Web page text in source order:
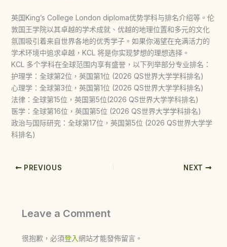
英国King’s College London diploma优势学科与排名介绍等。伦
敦国王学院以其卓越的学术成就、优越的地理位置和多元的文化
氛围吸引着来自世界各地的优秀学子。如果你渴望在充满活力的
学术环境中追求卓越，KCL 将是你实现梦想的理想选择。
KCL 多个学科在全球范围内享有盛誉，以下列举部分专业排名：
护理学：全球第2位，英国第1位 (2026 QS世界大学学科排名)
心理学：全球第3位，英国第1位 (2026 QS世界大学学科排名)
法律：全球第15位，英国第5位(2026 QS世界大学学科排名)
医学：全球第16位，英国第5位 (2026 QS世界大学学科排名)
政治与国际研究：全球第17位，英国第5位 (2026 QS世界大学学
科排名)
PREVIOUS NEXT
Leave a Comment
很抱歉，必須登入網站才能發佈留言。